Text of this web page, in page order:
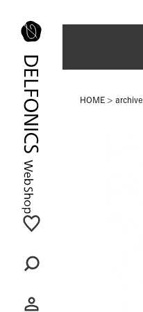
HOME archive